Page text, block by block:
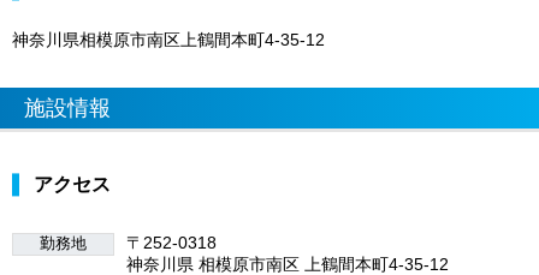
神奈川県相模原市南区上鶴間本町4-35-12
施設情報
アクセス
勤務地
〒252-0318
神奈川県 相模原市南区 上鶴間本町4-35-12